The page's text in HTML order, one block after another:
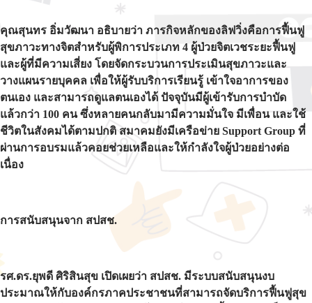
คุณสุนทร อิ่มวัฒนา อธิบายว่า ภารกิจหลักของลิฟวิ่งคือการฟื้นฟู
สุขภาวะทางจิตสำหรับผู้พิการประเภท 4 ผู้ป่วยจิตเวชระยะฟื้นฟู
และผู้ที่มีความเสี่ยง โดยจัดกระบวนการประเมินสุขภาวะและ
วางแผนรายบุคคล เพื่อให้ผู้รับบริการเรียนรู้ เข้าใจอาการของ
ตนเอง และสามารถดูแลตนเองได้ ปัจจุบันมีผู้เข้ารับการบำบัด
แล้วกว่า 100 คน ซึ่งหลายคนกลับมามีความมั่นใจ มีเพื่อน และใช้
ชีวิตในสังคมได้ตามปกติ สมาคมยังมีเครือข่าย Support Group ที่
ผ่านการอบรมแล้วคอยช่วยเหลือและให้กำลังใจผู้ป่วยอย่างต่อ
เนื่อง
การสนับสนุนจาก สปสช.
รศ.ดร.ยุพดี ศิริสินสุข เปิดเผยว่า สปสช. มีระบบสนับสนุนงบ
ประมาณให้กับองค์กรภาคประชาชนที่สามารถจัดบริการฟื้นฟูสุข